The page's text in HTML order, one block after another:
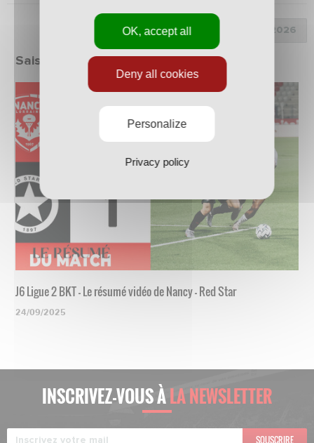
Choix de la saison :
Saison 2025/2026
J6 Ligue 2 BKT - Le résumé vidéo de Nancy - Red Star
24/09/2025
INSCRIVEZ-VOUS ÀLA NEWSLETTER
SOUSCRIRE
OK, accept all
Deny all cookies
Personalize
Privacy policy